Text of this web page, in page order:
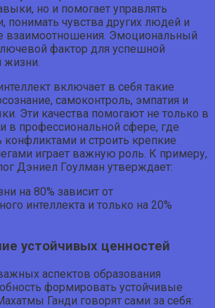
но и помогает управлять
понимать чувства других людей и
взаимоотношения. Эмоциональный
фактор для успешной
жизни.
включает в себя такие
самоконтроль, эмпатия и
Эти качества помогают не только в
в профессиональной сфере, где
конфликтами и строить крепкие
играет важную роль. К примеру,
Дэниел Гоулман утверждает:
на 80% зависит от
интеллекта и только на 20%
устойчивых ценностей
аспектов образования
формировать устойчивые
Ганди говорят сами за себя: